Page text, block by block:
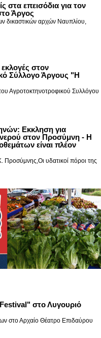
στα επεισόδια για τον
Άργος
δικαστικών αρχών Ναυπλίου,
στον
Σύλλογο Άργους "Η
Αγροτοκτηνοτροφικού Συλλόγου
Εκκληση για
στον Προσύμνη - Η
είναι πλέον
Προσύμνης,Οι υδατικοί πόροι της
στο Λυγουριό
στο Αρχαίο Θέατρο Επιδαύρου